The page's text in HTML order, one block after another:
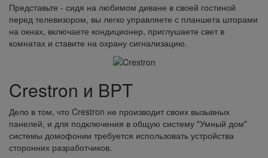
Представьте - сидя на любимом диване в своей гостиной
перед телевизором, вы легко управляете с планшета шторами
на окнах, включаете кондиционер, приглушаете свет в
комнатах и ставите на охрану сигнализацию.
Crestron и BPT
Дело в том, что Crestron не производит своих вызывных
панелей, и для подключения в общую систему "Умный дом"
системы домофонии требуется использовать устройства
сторонних разработчиков.